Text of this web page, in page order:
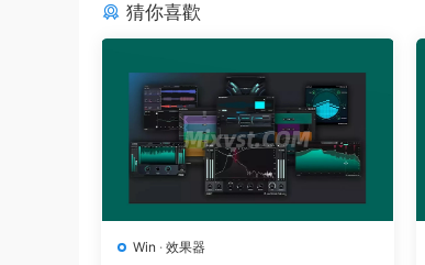
猜你喜歡
Win · 效果器